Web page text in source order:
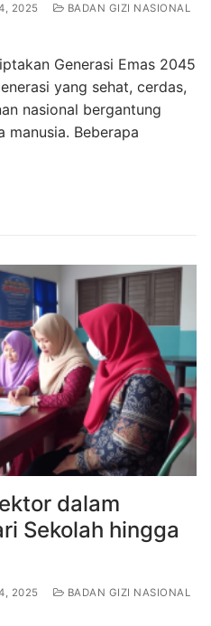
2025
BADAN GIZI NASIONAL
Generasi Emas 2045
yang sehat, cerdas,
nasional bergantung
manusia. Beberapa
dalam
Sekolah hingga
2025
BADAN GIZI NASIONAL